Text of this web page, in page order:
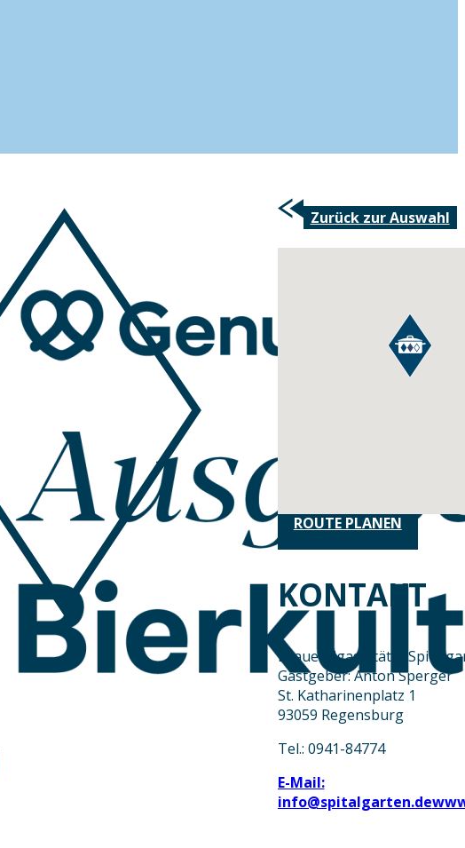
Zurück zur Auswahl
ROUTE PLANEN
KONTAKT
Brauereigaststätte
Gastgeber: Anton Sperger
St. Katharinenplatz 1
93059 Regensburg
Tel.: 0941-84774
E-Mail:
info@spitalgarten.de